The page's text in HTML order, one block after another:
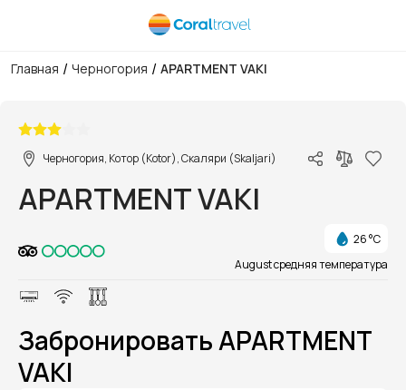
Главная / Черногория / APARTMENT VAKI
Черногория, Котор (Kotor), Скаляри (Skaljari)
APARTMENT VAKI
26 °C
August средняя температура
Забронировать APARTMENT
VAKI